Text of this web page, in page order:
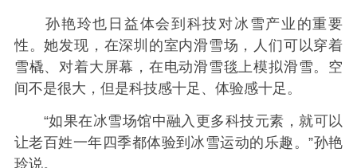
孙艳玲也日益体会到科技对冰雪产业的重要
性。她发现，在深圳的室内滑雪场，人们可以穿着
雪橇、对着大屏幕，在电动滑雪毯上模拟滑雪。空
间不是很大，但是科技感十足、体验感十足。
“如果在冰雪场馆中融入更多科技元素，就可以
让老百姓一年四季都体验到冰雪运动的乐趣。”孙艳
玲说。